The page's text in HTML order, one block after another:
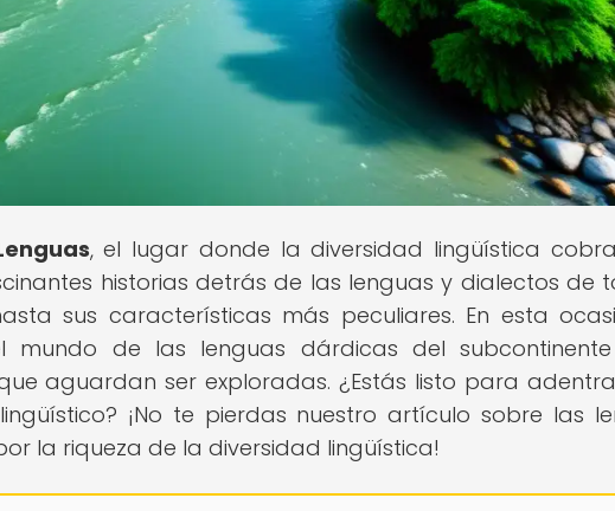
, el lugar donde la diversidad lingüística
historias detrás de las lenguas y dialectos de
sus características más peculiares. En esta
mundo de las lenguas dárdicas del subcontinente
aguardan ser exploradas. ¿Estás listo para
¡No te pierdas nuestro artículo sobre las
la riqueza de la diversidad lingüística!